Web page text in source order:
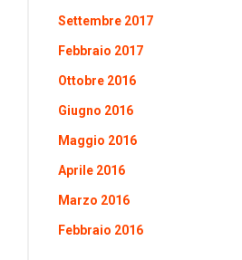
Settembre 2017
Febbraio 2017
Ottobre 2016
Giugno 2016
Maggio 2016
Aprile 2016
Marzo 2016
Febbraio 2016